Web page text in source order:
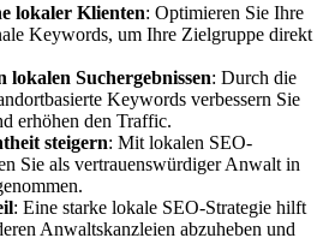
lokaler Klienten: Optimieren Sie Ihre
Keywords, um Ihre Zielgruppe direkt
lokalen Suchergebnissen: Durch die
Keywords verbessern Sie
erhöhen den Traffic.
steigern: Mit lokalen SEO-
Sie als vertrauenswürdiger Anwalt in
: Eine starke lokale SEO-Strategie hilft
Anwaltskanzleien abzuheben und